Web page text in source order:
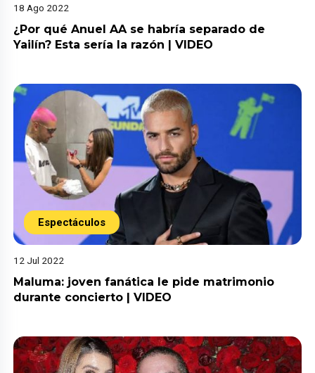
18 Ago 2022
¿Por qué Anuel AA se habría separado de
Yailín? Esta sería la razón | VIDEO
Espectáculos
12 Jul 2022
Maluma: joven fanática le pide matrimonio
durante concierto | VIDEO